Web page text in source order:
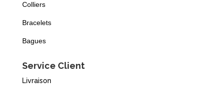
Colliers
Bracelets
Bagues
Service Client
Livraison